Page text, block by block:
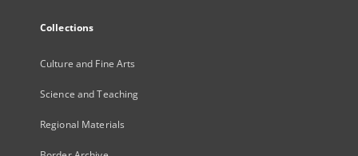
Collections
Culture and Fine Arts
Science and Teaching
Regional Materials